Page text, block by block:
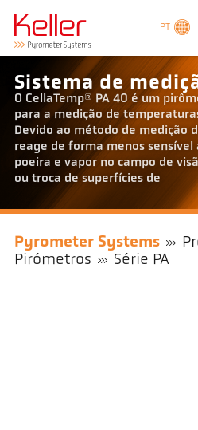
PT
Sistema de
O CellaTemp® PA 40 é um
para a medição de
Devido ao método de medição
reage de forma menos sensível
poeira e vapor no campo de
ou troca de superfícies de
Pyrometer Systems
Pirómetros
Série PA